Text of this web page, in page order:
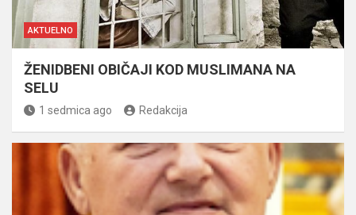
AKTUELNO
ŽENIDBENI OBIČAJI KOD MUSLIMANA NA
SELU
1 sedmica ago Redakcija